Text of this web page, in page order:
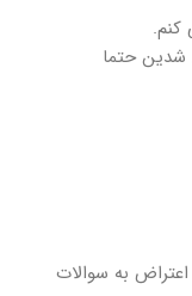
کنم.
شدین حتما
به سوالات